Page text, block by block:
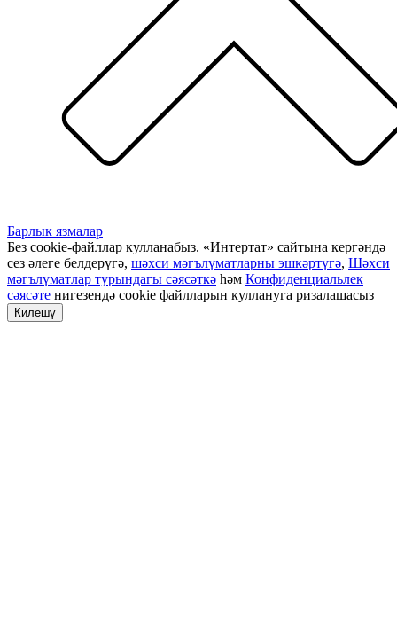
Барлык язмалар
Без cookie-файллар кулланабыз. «Интертат» сайтына кергәндә
сез әлеге белдерүгә, шәхси мәгълүматларны эшкәртүгә, Шәхси
мәгълүматлар турындагы сәясәткә һәм Конфиденциальлек
сәясәте нигезендә cookie файлларын куллануга ризалашасыз
Килешү